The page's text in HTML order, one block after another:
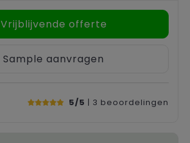
Vrijblijvende offerte
Sample aanvragen
5/5 | 3 beoordelingen